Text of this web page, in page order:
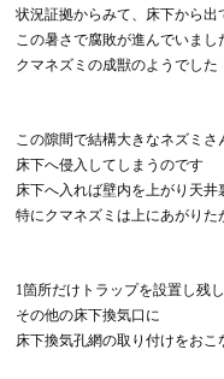
状況証拠からみて、床下から
この暑さで腐敗が進んでいまし
クマネズミの成獣のようでした
この隙間で結構大きなネズミさ
床下へ侵入してしまうのです
床下へ入れば壁内を上がり天井
特にクマネズミは上にあがりた
1箇所だけトラップを設置し残
その他の床下換気口に
床下換気孔網の取り付けをおこ